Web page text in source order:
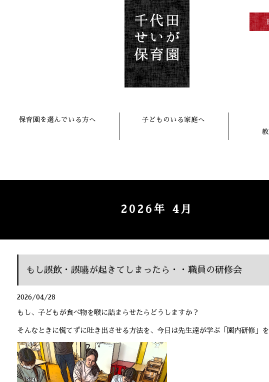
保育園を選んでいる方へ
子どものいる家庭へ
2026年 4月
もし誤飲・誤嚥が起きてしまったら・・職員の研修会
2026/04/28
もし、子どもが食べ物を喉に詰まらせたらどうしますか？
そんなときに慌てずに吐き出させる方法を、今日は先生達が学ぶ「園内研修」